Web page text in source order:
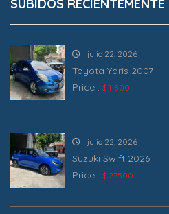
SUBIDOS RECIENTEMENTE
julio 22, 2026
Toyota Yaris 2007
Price : $ 11800
julio 22, 2026
Suzuki Swift 2026
Price : $ 27500